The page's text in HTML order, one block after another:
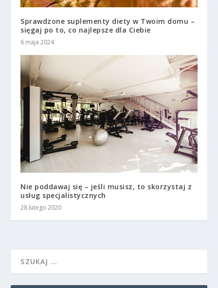
Sprawdzone suplementy diety w Twoim domu –
sięgaj po to, co najlepsze dla Ciebie
6 maja 2024
Nie poddawaj się – jeśli musisz, to skorzystaj z
usług specjalistycznych
28 lutego 2020